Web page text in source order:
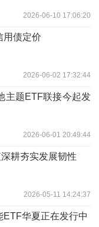
2026-06-10 17:06:20
用债定价
2026-06-02 17:32:44
主题ETF联接今起发
2026-06-01 20:49:44
耕夯实发展韧性
2026-05-11 14:24:37
华夏正在发行中